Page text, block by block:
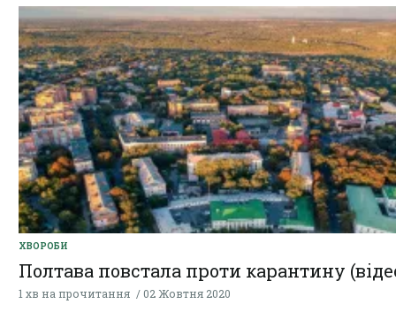
ХВОРОБИ
Полтава повстала проти карантину
1 хв на прочитання 02 Жовтня 2020